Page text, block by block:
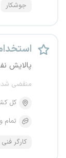
جوشکار
استخدام ۵ عنوان
پالایش
منقضی
کل
تمام
کارگر